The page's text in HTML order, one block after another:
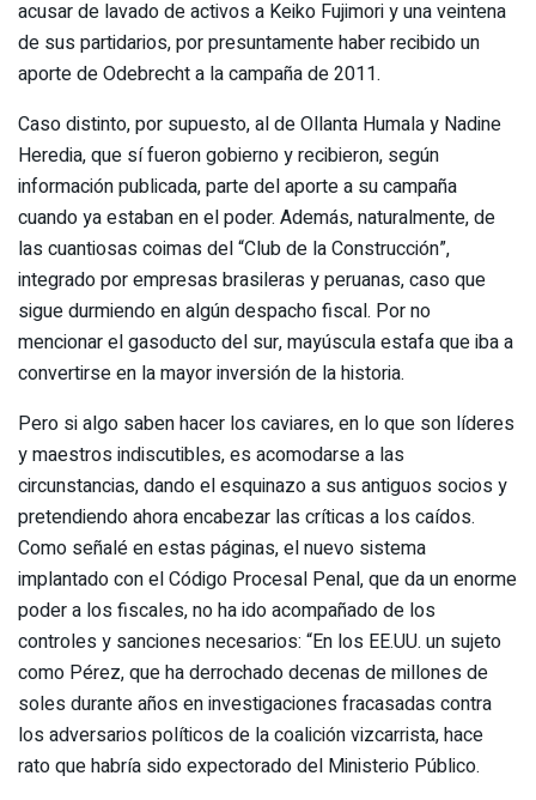
acusar de lavado de activos a Keiko Fujimori y una veintena
de sus partidarios, por presuntamente haber recibido un
aporte de Odebrecht a la campaña de 2011.
Caso distinto, por supuesto, al de Ollanta Humala y Nadine
Heredia, que sí fueron gobierno y recibieron, según
información publicada, parte del aporte a su campaña
cuando ya estaban en el poder. Además, naturalmente, de
las cuantiosas coimas del “Club de la Construcción”,
integrado por empresas brasileras y peruanas, caso que
sigue durmiendo en algún despacho fiscal. Por no
mencionar el gasoducto del sur, mayúscula estafa que iba a
convertirse en la mayor inversión de la historia.
Pero si algo saben hacer los caviares, en lo que son líderes
y maestros indiscutibles, es acomodarse a las
circunstancias, dando el esquinazo a sus antiguos socios y
pretendiendo ahora encabezar las críticas a los caídos.
Como señalé en estas páginas, el nuevo sistema
implantado con el Código Procesal Penal, que da un enorme
poder a los fiscales, no ha ido acompañado de los
controles y sanciones necesarios: “En los EE.UU. un sujeto
como Pérez, que ha derrochado decenas de millones de
soles durante años en investigaciones fracasadas contra
los adversarios políticos de la coalición vizcarrista, hace
rato que habría sido expectorado del Ministerio Público.